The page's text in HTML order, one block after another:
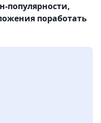
популярности,
поработать